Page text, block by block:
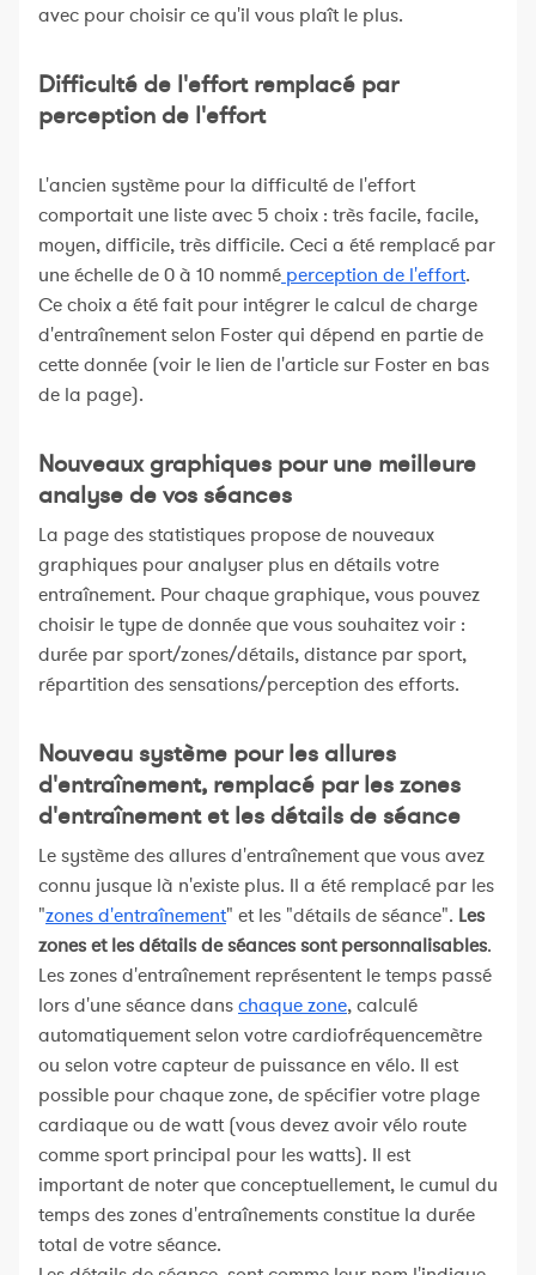
avec pour choisir ce qu'il vous plaît le plus.
Difficulté de l'effort remplacé par
perception de l'effort
L'ancien système pour la difficulté de l'effort
comportait une liste avec 5 choix : très facile, facile,
moyen, difficile, très difficile. Ceci a été remplacé par
une échelle de 0 à 10 nommé perception de l'effort.
Ce choix a été fait pour intégrer le calcul de charge
d'entraînement selon Foster qui dépend en partie de
cette donnée (voir le lien de l'article sur Foster en bas
de la page).
Nouveaux graphiques pour une meilleure
analyse de vos séances
La page des statistiques propose de nouveaux
graphiques pour analyser plus en détails votre
entraînement. Pour chaque graphique, vous pouvez
choisir le type de donnée que vous souhaitez voir :
durée par sport/zones/détails, distance par sport,
répartition des sensations/perception des efforts.
Nouveau système pour les allures
d'entraînement, remplacé par les zones
d'entraînement et les détails de séance
Le système des allures d'entraînement que vous avez
connu jusque là n'existe plus. Il a été remplacé par les
"zones d'entraînement" et les "détails de séance". Les
zones et les détails de séances sont personnalisables.
Les zones d'entraînement représentent le temps passé
lors d'une séance danschaque zone, calculé
automatiquement selon votre cardiofréquencemètre
ou selon votre capteur de puissance en vélo. Il est
possible pour chaque zone, de spécifier votre plage
cardiaque ou de watt (vous devez avoir vélo route
comme sport principal pour les watts). Il est
important de noter que conceptuellement, le cumul du
temps des zones d'entraînements constitue la durée
total de votre séance.